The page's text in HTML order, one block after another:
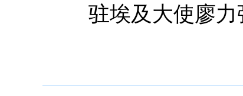
驻埃及大使廖